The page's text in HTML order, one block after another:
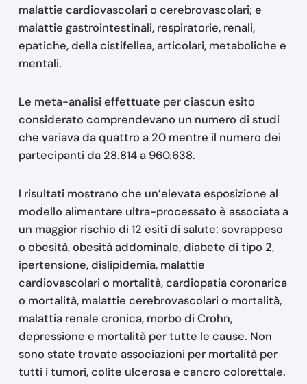
malattie cardiovascolari o cerebrovascolari; e
malattie gastrointestinali, respiratorie, renali,
epatiche, della cistifellea, articolari, metaboliche e
mentali.
Le meta-analisi effettuate per ciascun esito
considerato comprendevano un numero di studi
che variava da quattro a 20 mentre il numero dei
partecipanti da 28.814 a 960.638.
I risultati mostrano che un’elevata esposizione al
modello alimentare ultra-processato è associata a
un maggior rischio di 12 esiti di salute: sovrappeso
o obesità, obesità addominale, diabete di tipo 2,
ipertensione, dislipidemia, malattie
cardiovascolari o mortalità, cardiopatia coronarica
o mortalità, malattie cerebrovascolari o mortalità,
malattia renale cronica, morbo di Crohn,
depressione e mortalità per tutte le cause. Non
sono state trovate associazioni per mortalità per
tutti i tumori, colite ulcerosa e cancro colorettale.